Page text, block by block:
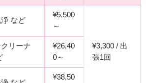
など
¥5,500
～
¥3,300 / 出
張1回
クリーナ
¥26,40
0～
¥38,50